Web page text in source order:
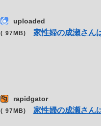
uploaded
( 97MB) 家性婦の成瀬さん
rapidgator
( 97MB) 家性婦の成瀬さん